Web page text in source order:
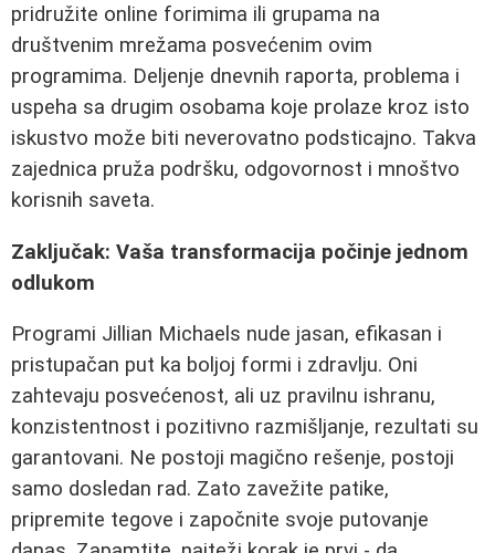
pridružite online forimima ili grupama na
društvenim mrežama posvećenim ovim
programima. Deljenje dnevnih raporta, problema i
uspeha sa drugim osobama koje prolaze kroz isto
iskustvo može biti neverovatno podsticajno. Takva
zajednica pruža podršku, odgovornost i mnoštvo
korisnih saveta.
Zaključak: Vaša transformacija počinje jednom
odlukom
Programi Jillian Michaels nude jasan, efikasan i
pristupačan put ka boljoj formi i zdravlju. Oni
zahtevaju posvećenost, ali uz pravilnu ishranu,
konzistentnost i pozitivno razmišljanje, rezultati su
garantovani. Ne postoji magično rešenje, postoji
samo dosledan rad. Zato zavežite patike,
pripremite tegove i započnite svoje putovanje